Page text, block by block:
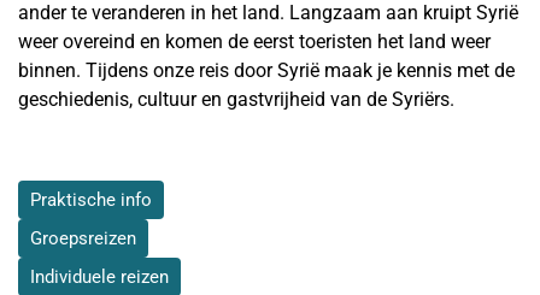
ander te veranderen in het land. Langzaam aan kruipt Syrië
weer overeind en komen de eerst toeristen het land weer
binnen. Tijdens onze reis door Syrië maak je kennis met de
geschiedenis, cultuur en gastvrijheid van de Syriërs.
Praktische info
Groepsreizen
Individuele reizen